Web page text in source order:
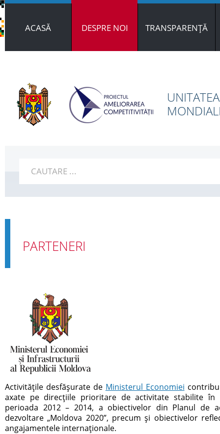
ACASĂ DESPRE NOI TRANSPARENȚĂ
PARTENERI
Activităţile desfăşurate de Ministerul Economiei
axate pe direcţiile prioritare de activitate stabilite în
perioada 2012 – 2014, a obiectivelor din Planul de
dezvoltare „Moldova 2020”, precum şi obiectivelor
angajamentele internaţionale.